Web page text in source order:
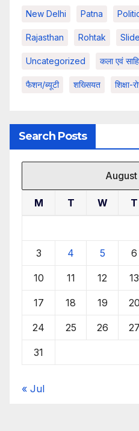
New Delhi Patna
Rajasthan Rohtak
Uncategorized कला एवं
फैशन/ब्यूटी शख्सियत शिक्षा-
Search Posts
M T W T
3 4 5 6
10 11 12 13
17 18 19 20
24 25 26 27
31
« Jul